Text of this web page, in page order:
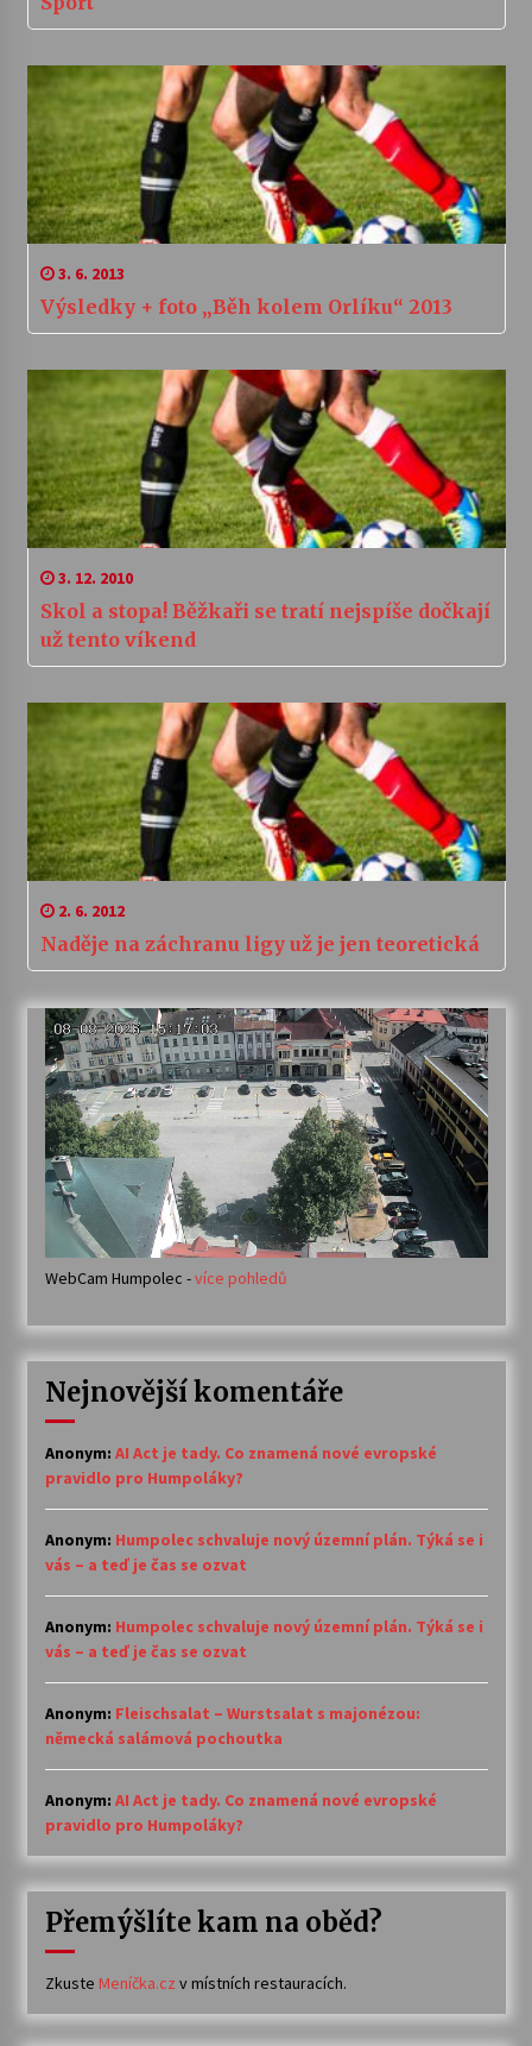
3. 6. 2013
Výsledky + foto „Běh kolem Orlíku“ 2013
3. 12. 2010
Skol a stopa! Běžkaři se tratí nejspíše dočkají
už tento víkend
2. 6. 2012
Naděje na záchranu ligy už je jen teoretická
WebCam Humpolec -více pohledů
Nejnovější komentáře
Anonym: AI Act je tady. Co znamená nové evropské
pravidlo pro Humpoláky?
Anonym: Humpolec schvaluje nový územní plán. Týká se i
vás – a teď je čas se ozvat
Anonym: Humpolec schvaluje nový územní plán. Týká se i
vás – a teď je čas se ozvat
Anonym: Fleischsalat – Wurstsalat s majonézou:
německá salámová pochoutka
Anonym: AI Act je tady. Co znamená nové evropské
pravidlo pro Humpoláky?
Přemýšlíte kam na oběd?
Zkuste Meníčka.cz v místních restauracích.